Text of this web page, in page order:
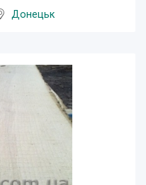
Донецьк